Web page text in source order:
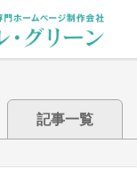
記事一覧